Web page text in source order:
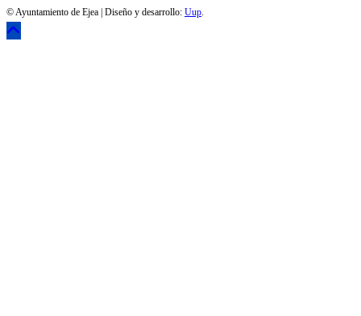
© Ayuntamiento de Ejea | Diseño y desarrollo: Uup.